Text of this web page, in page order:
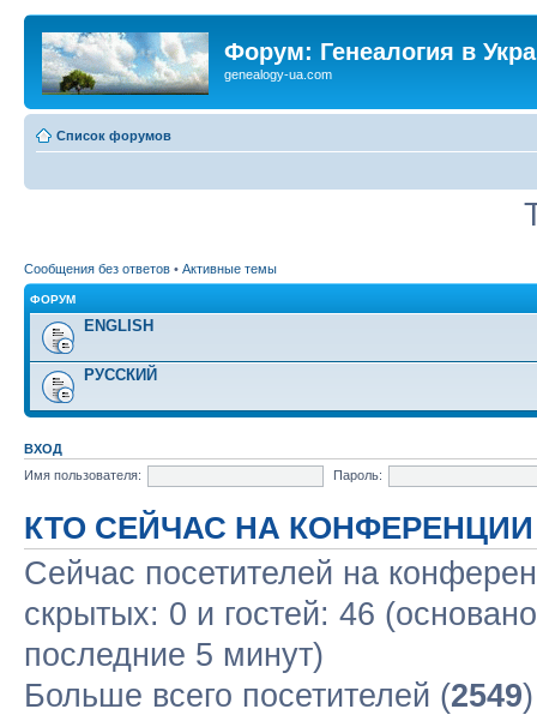
Форум: Генеалогия в
genealogy-ua.com
Список форумов
Сообщения без ответов • Активные темы
ФОРУМ
ENGLISH
РУССКИЙ
ВХОД
Имя пользователя:
Пароль:
КТО СЕЙЧАС НА КОНФЕРЕНЦИИ
Сейчас посетителей на
скрытых: 0 и гостей: 46
последние 5 минут)
Больше всего посетителей (2549